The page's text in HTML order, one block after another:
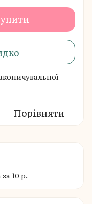
Порівняти
10 р.